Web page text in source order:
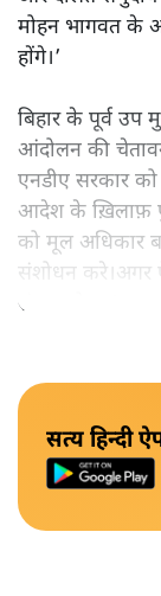
मोहन भागवत के
होंगे।’
बिहार के पूर्व उप
आंदोलन की
एनडीए सरकार
आदेश के ख़िलाफ़
को मूल अधिकार
संशोधन करे।अगर
संग्राम होगा।’
सत्य हिन्दी